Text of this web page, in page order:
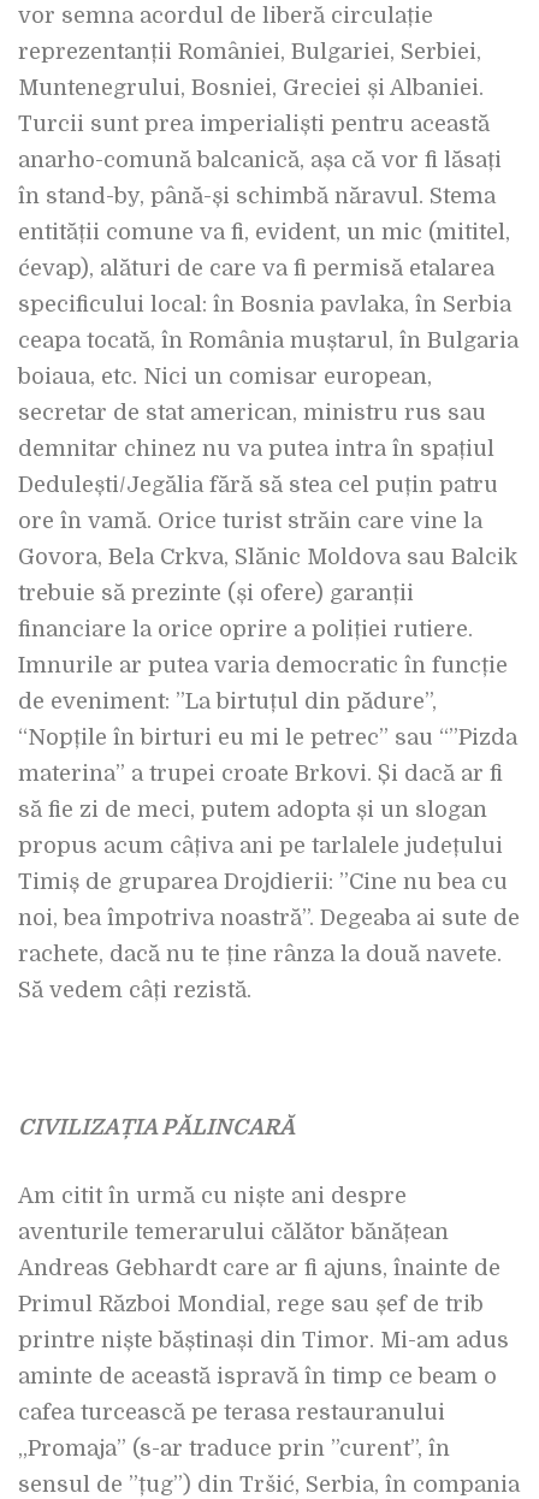
vor semna acordul de liberă circulație
reprezentanții României, Bulgariei, Serbiei,
Muntenegrului, Bosniei, Greciei și Albaniei.
Turcii sunt prea imperialiști pentru această
anarho-comună balcanică, așa că vor fi lăsați
în stand-by, până-și schimbă năravul. Stema
entității comune va fi, evident, un mic (mititel,
ćevap), alături de care va fi permisă etalarea
specificului local: în Bosnia pavlaka, în Serbia
ceapa tocată, în România muștarul, în Bulgaria
boiaua, etc. Nici un comisar european,
secretar de stat american, ministru rus sau
demnitar chinez nu va putea intra în spațiul
Dedulești/Jegălia fără să stea cel puțin patru
ore în vamă. Orice turist străin care vine la
Govora, Bela Crkva, Slănic Moldova sau Balcik
trebuie să prezinte (și ofere) garanții
financiare la orice oprire a poliției rutiere.
Imnurile ar putea varia democratic în funcție
de eveniment: ”La birtuțul din pădure”,
“Nopțile în birturi eu mi le petrec” sau “”Pizda
materina” a trupei croate Brkovi. Și dacă ar fi
să fie zi de meci, putem adopta și un slogan
propus acum câțiva ani pe tarlalele județului
Timiș de gruparea Drojdierii: ”Cine nu bea cu
noi, bea împotriva noastră”. Degeaba ai sute de
rachete, dacă nu te ține rânza la două navete.
Să vedem câți rezistă.
CIVILIZAȚIA PĂLINCARĂ
Am citit în urmă cu niște ani despre
aventurile temerarului călător bănățean
Andreas Gebhardt care ar fi ajuns, înainte de
Primul Război Mondial, rege sau șef de trib
printre niște băștinași din Timor. Mi-am adus
aminte de această ispravă în timp ce beam o
cafea turcească pe terasa restauranului
„Promaja” (s-ar traduce prin ”curent”, în
sensul de ”țug”) din Tršić, Serbia, în compania